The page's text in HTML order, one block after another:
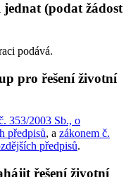
(podat žádost
podává.
pro řešení životní
353/2003 Sb., o
předpisů, a zákonem č.
předpisů.
řešení životní